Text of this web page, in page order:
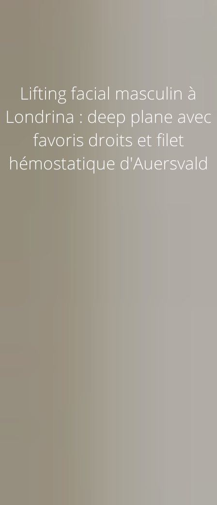
Lifting facial masculin à
Londrina : deep plane avec
favoris droits et filet
hémostatique d'Auersvald